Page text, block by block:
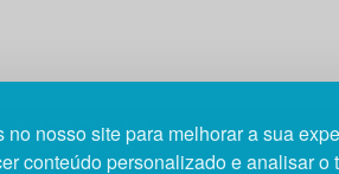
no nosso site para melhorar a sua
conteúdo personalizado e analisar o